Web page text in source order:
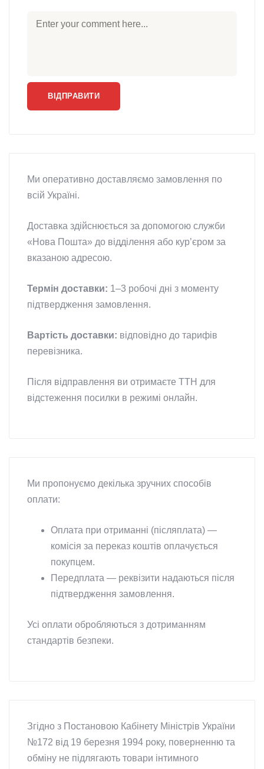
Ми оперативно доставляємо замовлення по
всій Україні.
Доставка здійснюється за допомогою служби
«Нова Пошта» до відділення або курʼєром за
вказаною адресою.
Термін доставки: 1–3 робочі дні з моменту
підтвердження замовлення.
Вартість доставки: відповідно до тарифів
перевізника.
Після відправлення ви отримаєте ТТН для
відстеження посилки в режимі онлайн.
Ми пропонуємо декілька зручних способів
оплати:
Оплата при отриманні (післяплата) —
комісія за переказ коштів оплачується
покупцем.
Передплата — реквізити надаються після
підтвердження замовлення.
Усі оплати обробляються з дотриманням
стандартів безпеки.
Згідно з Постановою Кабінету Міністрів України
№172 від 19 березня 1994 року, поверненню та
обміну не підлягають товари інтимного